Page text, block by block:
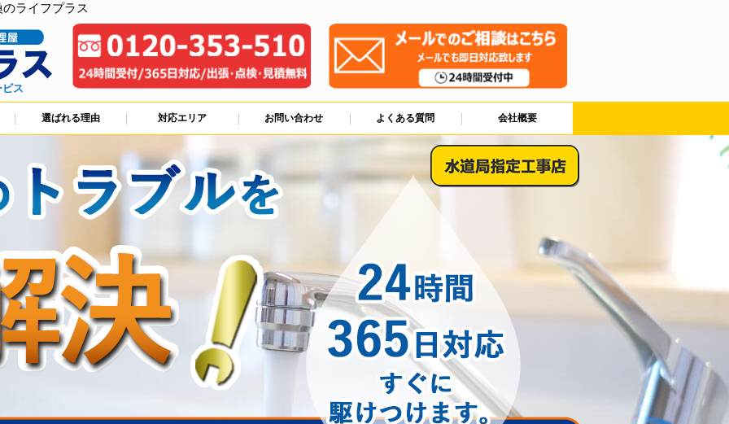
ライフプラス
ス
選ばれる理由 対応エリア お問い合わせ よくある質問 会社概要